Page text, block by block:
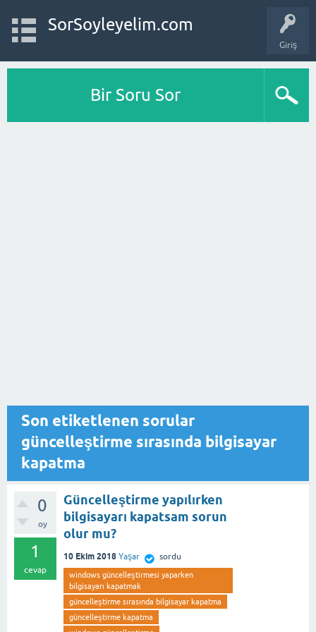
Giriş
SorSoyleyelim.com
Bir Soru Sor
Son etiketlenen sorular
güncelleştirme sırasında bilgisayar
kapatma
0
oy
1
cevap
Güncelleştirme yapılırken
bilgisayarı kapatsam sorun
olur mu?
10 Ekim 2018 Yaşar sordu
windows güncelleştirmesi yaparken
bilgisayarı kapatmak
güncelleştirme sırasında bilgisayar kapatma
güncelleştirme kapatma